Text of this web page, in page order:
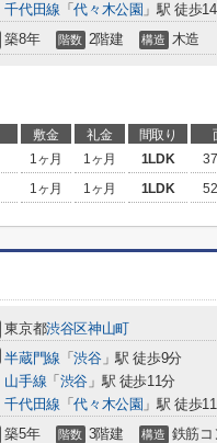
千代田線 「代々木公園 」駅 徒歩
築8年 階数 2階建 構造 木造
敷金 礼金 間取り
1ヶ月 1ヶ月 1LDK
1ヶ月 1ヶ月 1LDK
東京都渋谷区神山町
半蔵門線 「渋谷」駅 徒歩9分
山手線 「 渋谷 」駅 徒歩11分
千代田線 「代々木公園 」駅 徒歩
築5年 階数 3階建 構造 鉄筋コ